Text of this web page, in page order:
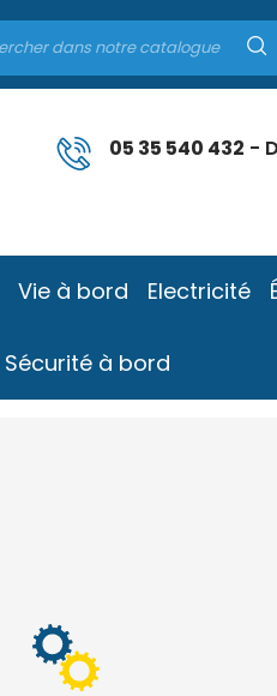
05 35 540 432 -
Vie à bord Electricité
Sécurité à bord